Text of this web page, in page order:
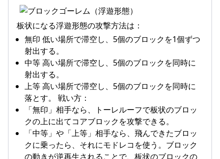
板状になる浮遊形態の攻撃方法は：
無印 低い場所で滞空し、5個のブロックを1個ずつ
射出する。
中等 高い場所で滞空し、5個のブロックを同時に
射出する。
上等 高い場所で滞空し、5個のブロックを同時に
落とす。 戦い方：
「無印」相手なら、トーレルーフで板状のブロッ
クの上に出てコアブロックを攻撃できる。
「中等」や「上等」相手なら、飛んできたブロッ
クに乗ったら、それにモドレコを使う。ブロック
の動きが逆再生されることで、板状のブロックの